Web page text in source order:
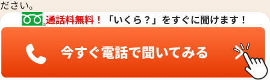
格
日時点の参考買取価格です
参考買取価格
4,548,000 円
※2026年1月27日時点の参考
ウブロ
ETERNA
エテルナ
EDOX
エドックス
GUCCI
グッチ
Graham
グラハム
ジェイコブ
Gerald Genta
ジェラルド・ジェンタ
Jaeger-LeCoultre
パルミジャーニ・フルリエ
Piaget
PIERRE KUNZ
ピエール・クンツ
FRANCK MULLER
ルミノックス
Ressence
ROGER DUBUIS
ロジェ・デュブイ
ださい。
通話料無料！
「いくら？」をすぐに聞けます！